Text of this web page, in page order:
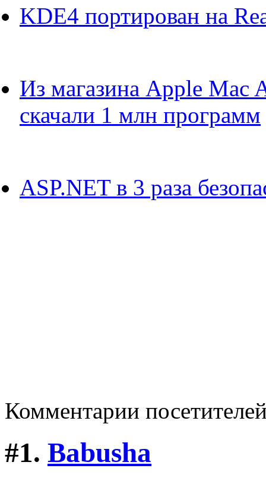
KDE4 портирован на
Из магазина Apple Mac
скачали 1 млн программ
ASP.NET в 3 раза
Комментарии
#1. Babusha